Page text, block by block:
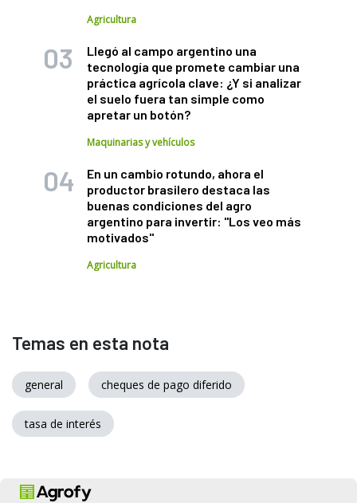
Agricultura
Llegó al campo argentino una
tecnología que promete cambiar una
práctica agrícola clave: ¿Y si analizar
el suelo fuera tan simple como
apretar un botón?
Maquinarias y vehículos
En un cambio rotundo, ahora el
productor brasilero destaca las
buenas condiciones del agro
argentino para invertir: "Los veo más
motivados"
Agricultura
Temas en esta nota
general cheques de pago diferido
tasa de interés